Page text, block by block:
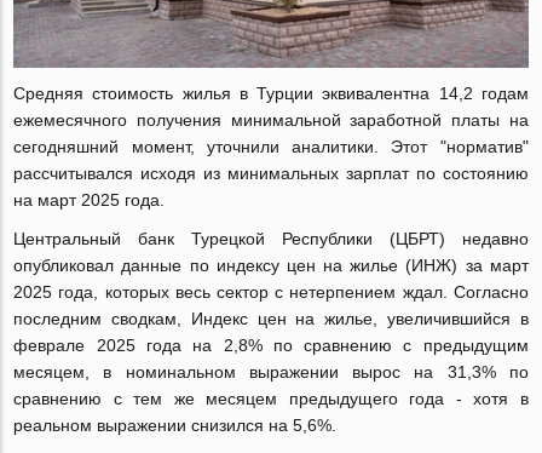
Средняя стоимость жилья в Турции эквивалентна 14,2 годам
ежемесячного получения минимальной заработной платы на
сегодняшний момент, уточнили аналитики. Этот "норматив"
рассчитывался исходя из минимальных зарплат по состоянию
на март 2025 года.
Центральный банк Турецкой Республики (ЦБРТ) недавно
опубликовал данные по индексу цен на жилье (ИНЖ) за март
2025 года, которых весь сектор с нетерпением ждал. Согласно
последним сводкам, Индекс цен на жилье, увеличившийся в
феврале 2025 года на 2,8% по сравнению с предыдущим
месяцем, в номинальном выражении вырос на 31,3% по
сравнению с тем же месяцем предыдущего года - хотя в
реальном выражении снизился на 5,6%.